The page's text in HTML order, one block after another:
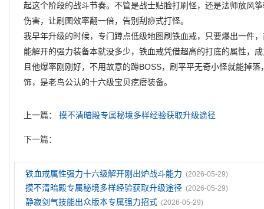
起这个阶段的战斗节奏。不管是战士贴脸打刷怪，还是法师放风
伤害，让刷图效率翻一倍，告别刮痧式打怪。
我早年升级的时候，专门蹲点低级地图刷铁血戒，只要爆出一件
能解开的强力装备本就没多少，铁血戒凭借超高的打底的属性，
且他爆率刚刚好，不用故意的蹲BOSS，刷平平无奇小怪就能掉
饰，是老鸟公认的十六级宝贝疙瘩装备。
上一篇：摸不清暗殿专属秘境多样经验获取升级途径
下一篇：
铁血戒属性强力十六级解开刚出炉战斗能力 (2026-05-29)
摸不清暗殿专属秘境多样经验获取升级途径 (2026-05-29)
静寂剑气技能出众版本专属强力招式 (2026-05-29)